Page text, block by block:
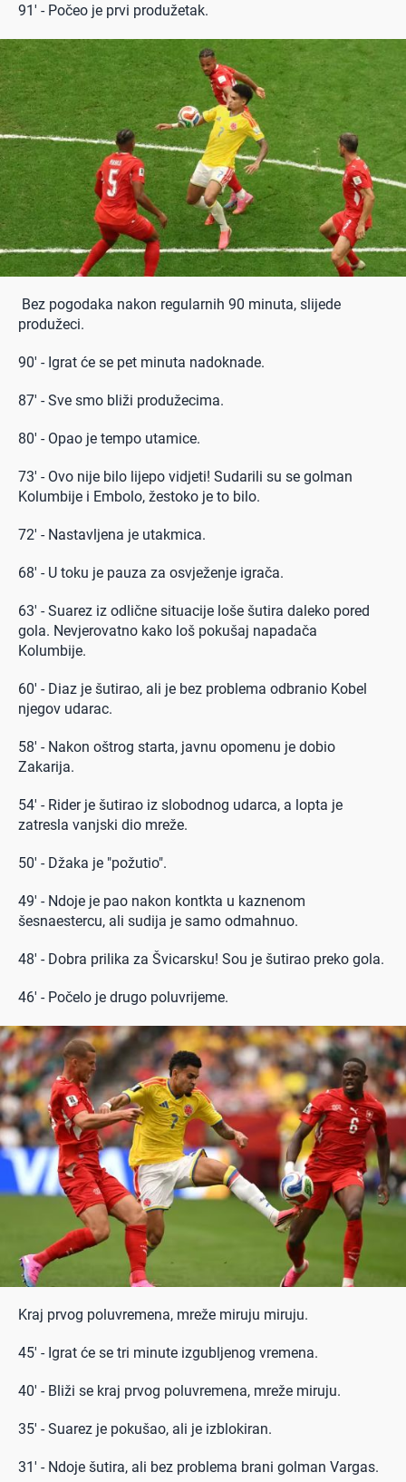
91' - Počeo je prvi produžetak.
Bez pogodaka nakon regularnih 90 minuta, slijede
produžeci.
90' - Igrat će se pet minuta nadoknade.
87' - Sve smo bliži produžecima.
80' - Opao je tempo utamice.
73' - Ovo nije bilo lijepo vidjeti! Sudarili su se golman
Kolumbije i Embolo, žestoko je to bilo.
72' - Nastavljena je utakmica.
68' - U toku je pauza za osvježenje igrača.
63' - Suarez iz odlične situacije loše šutira daleko pored
gola. Nevjerovatno kako loš pokušaj napadača
Kolumbije.
60' - Diaz je šutirao, ali je bez problema odbranio Kobel
njegov udarac.
58' - Nakon oštrog starta, javnu opomenu je dobio
Zakarija.
54' - Rider je šutirao iz slobodnog udarca, a lopta je
zatresla vanjski dio mreže.
50' - Džaka je "požutio".
49' - Ndoje je pao nakon kontkta u kaznenom
šesnaestercu, ali sudija je samo odmahnuo.
48' - Dobra prilika za Švicarsku! Sou je šutirao preko gola.
46' - Počelo je drugo poluvrijeme.
Kraj prvog poluvremena, mreže miruju miruju.
45' - Igrat će se tri minute izgubljenog vremena.
40' - Bliži se kraj prvog poluvremena, mreže miruju.
35' - Suarez je pokušao, ali je izblokiran.
31' - Ndoje šutira, ali bez problema brani golman Vargas.